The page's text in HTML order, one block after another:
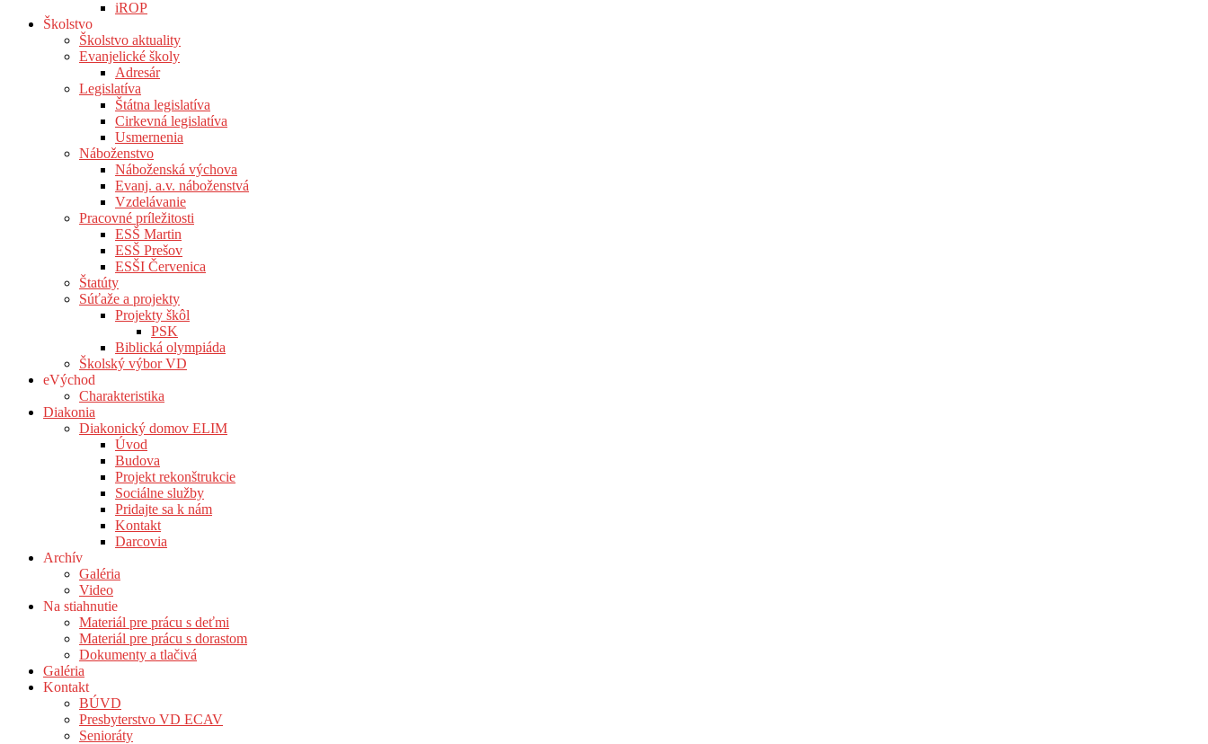
iROP
Školstvo
Školstvo aktuality
Evanjelické školy
Adresár
Legislatíva
Štátna legislatíva
Cirkevná legislatíva
Usmernenia
Náboženstvo
Náboženská výchova
Evanj. a.v. náboženstvá
Vzdelávanie
Pracovné príležitosti
ESŠ Martin
ESŠ Prešov
ESŠI Červenica
Štatúty
Súťaže a projekty
Projekty škôl
PSK
Biblická olympiáda
Školský výbor VD
eVýchod
Charakteristika
Diakonia
Diakonický domov ELIM
Úvod
Budova
Projekt rekonštrukcie
Sociálne služby
Pridajte sa k nám
Kontakt
Darcovia
Archív
Galéria
Video
Na stiahnutie
Materiál pre prácu s deťmi
Materiál pre prácu s dorastom
Dokumenty a tlačivá
Galéria
Kontakt
BÚVD
Presbyterstvo VD ECAV
Senioráty